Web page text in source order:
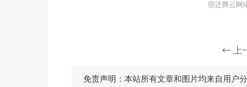
宿迁腾云网
上
免责声明：本站所有文章和图片均来自用户